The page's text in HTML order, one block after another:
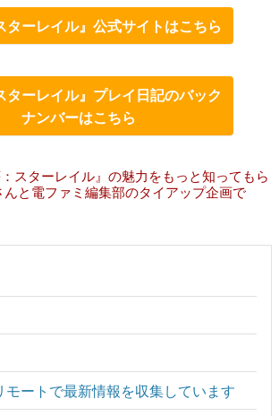
ターレイル』公式サイトはこちら
ターレイル』プレイ日記のバック
ナンバーはこちら
スターレイル』の魅力をもっと知ってもら
と電ファミ編集部のタイアップ企画で
モートで最新情報を収集しています